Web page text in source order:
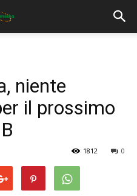
niente
il prossimo
0
1812